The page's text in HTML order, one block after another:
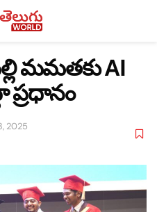
మమతకు AI
ప్రధానం
2025